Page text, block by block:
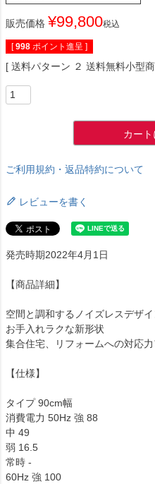
販売価格 ¥99,800税込
[ 998 ポイント進呈 ]
送料パターン ２ 送料無料小型
カー
ご利用規約・返品特約について
レビューを書く
発売時期2022年4月1日
【商品詳細】
空間と調和するノイズレスデザイ
お手入れラクな新形状
集合住宅、リフォームへの対応
【仕様】
タイプ 90cm幅
消費電力 50Hz 強 88
中 49
弱 16.5
常時 -
60Hz 強 100